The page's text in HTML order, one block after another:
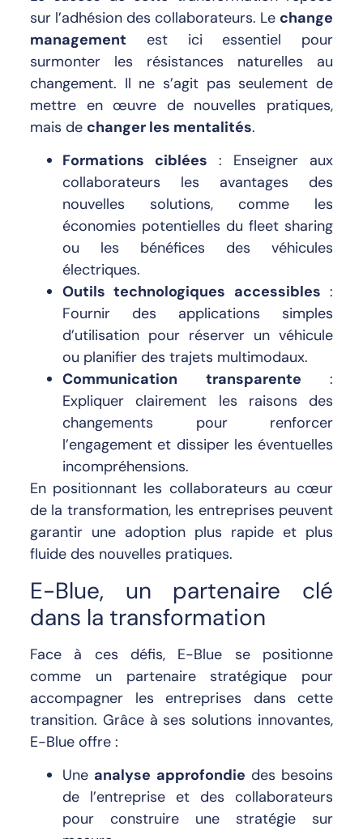
sur l’adhésion des collaborateurs. Le change
management est ici essentiel pour
surmonter les résistances naturelles au
changement. Il ne s’agit pas seulement de
mettre en œuvre de nouvelles pratiques,
mais de changer les mentalités.
Formations ciblées : Enseigner aux
collaborateurs les avantages des
nouvelles solutions, comme les
économies potentielles du fleet sharing
ou les bénéfices des véhicules
électriques.
Outils technologiques accessibles :
Fournir des applications simples
d’utilisation pour réserver un véhicule
ou planifier des trajets multimodaux.
Communication transparente :
Expliquer clairement les raisons des
changements pour renforcer
l’engagement et dissiper les éventuelles
incompréhensions.
En positionnant les collaborateurs au cœur
de la transformation, les entreprises peuvent
garantir une adoption plus rapide et plus
fluide des nouvelles pratiques.
E-Blue, un partenaire clé
dans la transformation
Face à ces défis, E-Blue se positionne
comme un partenaire stratégique pour
accompagner les entreprises dans cette
transition. Grâce à ses solutions innovantes,
E-Blue offre :
Une analyse approfondie des besoins
de l’entreprise et des collaborateurs
pour construire une stratégie sur